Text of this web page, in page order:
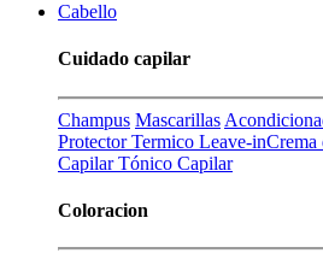
Cabello
Cuidado capilar
Champus Mascarillas
Protector Termico Leave-inCrema
CapilarTónico Capilar
Coloracion